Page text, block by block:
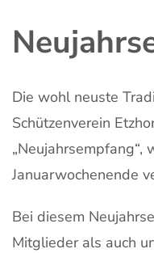
Die wohl neuste
Schützenverein
„Neujahrsempfang“,
Januarwochenende
Bei diesem
Mitglieder als auch